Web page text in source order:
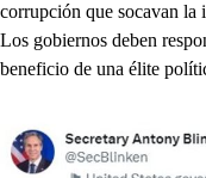
corrupción que socavan la
Los gobiernos deben
beneficio de una élite